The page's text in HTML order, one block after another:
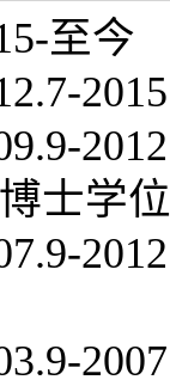
至
博士学